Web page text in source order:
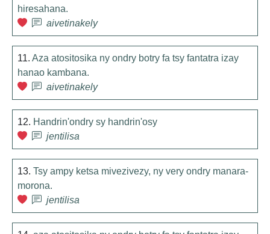
hiresahana.
aivetinakely
11. Aza atositosika ny ondry botry fa tsy fantatra izay
hanao kambana.
aivetinakely
12. Handrin'ondry sy handrin'osy
jentilisa
13. Tsy ampy ketsa mivezivezy, ny very ondry manara-
morona.
jentilisa